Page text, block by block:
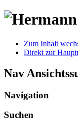
Zum Inhalt
Direkt zur
Nav
Navigation
Suchen